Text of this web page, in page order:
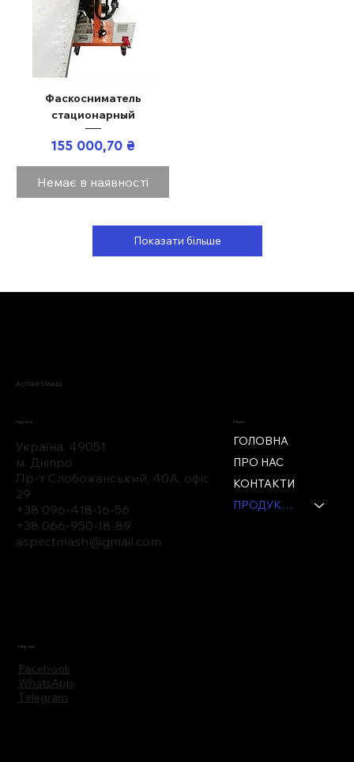
Фаскосниматель
стационарный
Ціна
155 000,70 ₴
Немає в наявності
Показати більше
АСПЕКТМАШ
Україна, 49051
м. Дніпро
Пр-т Слобожанський, 40А, офіс
29
+38 096-418-16-56
+38 066-950-18-89
aspectmash@gmail.com
Адреса Меню
ГОЛОВНА
ПРО НАС
КОНТАКТИ
ПРОДУКЦІЯ
Facebook
WhatsApp
Тelegram
Мережі